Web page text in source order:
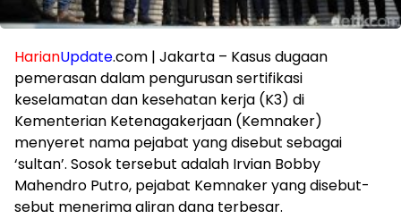
HarianUpdate.com | Jakarta – Kasus dugaan
pemerasan dalam pengurusan sertifikasi
keselamatan dan kesehatan kerja (K3) di
Kementerian Ketenagakerjaan (Kemnaker)
menyeret nama pejabat yang disebut sebagai
‘sultan’. Sosok tersebut adalah Irvian Bobby
Mahendro Putro, pejabat Kemnaker yang disebut-
sebut menerima aliran dana terbesar.